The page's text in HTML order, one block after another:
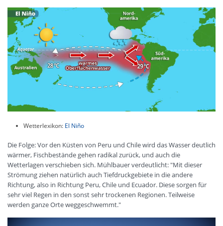
Wetterlexikon: El Niño
Die Folge: Vor den Küsten von Peru und Chile wird das Wasser deutlich
wärmer, Fischbestände gehen radikal zurück, und auch die
Wetterlagen verschieben sich. Mühlbauer verdeutlicht: "Mit dieser
Strömung ziehen natürlich auch Tiefdruckgebiete in die andere
Richtung, also in Richtung Peru, Chile und Ecuador. Diese sorgen für
sehr viel Regen in den sonst sehr trockenen Regionen. Teilweise
werden ganze Orte weggeschwemmt."